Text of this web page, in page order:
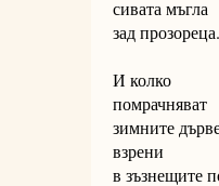
сивата мъгла
зад прозореца.
И колко
помрачняват
зимните
взрени
в зъзнещите